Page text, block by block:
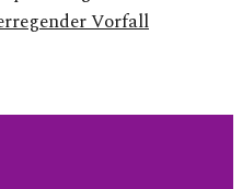
Vorfall